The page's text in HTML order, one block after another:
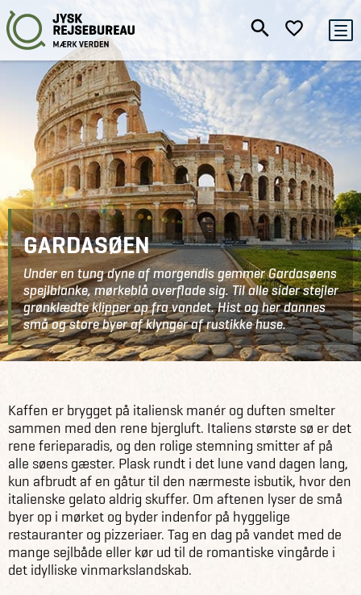
GARDASØEN
Under en tung dyne af morgendis gemmer Gardasøens
spejlblanke, mørkeblå overflade sig. Til alle sider stejler
grønklædte klipper op fra vandet. Hist og her dannes
små og store byer af klynger af rustikke huse.
Kaffen er brygget på italiensk manér og duften smelter
sammen med den rene bjergluft. Italiens største sø er det
rene ferieparadis, og den rolige stemning smitter af på
alle søens gæster. Plask rundt i det lune vand dagen lang,
kun afbrudt af en gåtur til den nærmeste isbutik, hvor den
italienske gelato aldrig skuffer. Om aftenen lyser de små
byer op i mørket og byder indenfor på hyggelige
restauranter og pizzeriaer. Tag en dag på vandet med de
mange sejlbåde eller kør ud til de romantiske vingårde i
det idylliske vinmarkslandskab.